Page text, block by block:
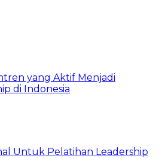
yang Aktif Menjadi
di Indonesia
Untuk Pelatihan Leadership